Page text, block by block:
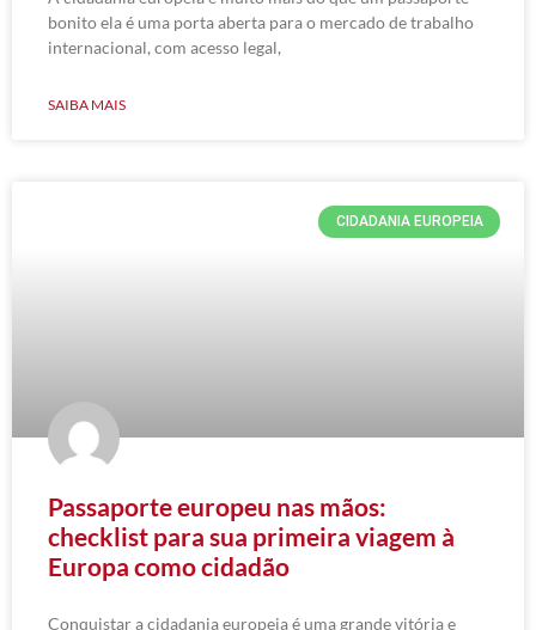
bonito ela é uma porta aberta para o mercado de trabalho
internacional, com acesso legal,
SAIBA MAIS
CIDADANIA EUROPEIA
Passaporte europeu nas mãos:
checklist para sua primeira viagem à
Europa como cidadão
Conquistar a cidadania europeia é uma grande vitória e